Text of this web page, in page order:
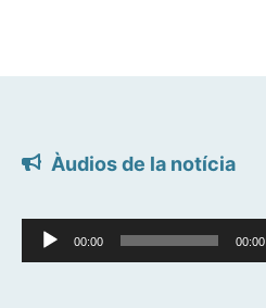
Àudios de la notícia
Reproductor
d'àudio
00:00 00:00